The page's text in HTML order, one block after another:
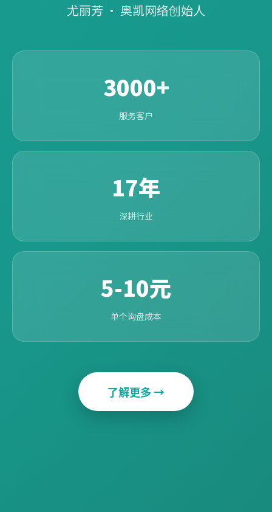
尤丽芳 · 奥凯网络创始人
3000+
服务客户
17年
深耕行业
5-10元
单个询盘成本
了解更多 →